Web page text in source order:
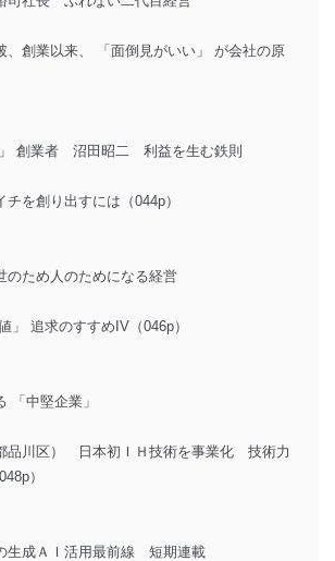
、創業以来、 「面倒見がいい」 が会社の原
創業者 沼田昭二 利益を生む鉄則
を創り出すには（044p）
ため人のためになる経営
」 追求のすすめIV（046p）
「中堅企業」
品川区） 日本初ＩＨ技術を事業化 技術力
）
生成ＡＩ活用最前線 短期連載